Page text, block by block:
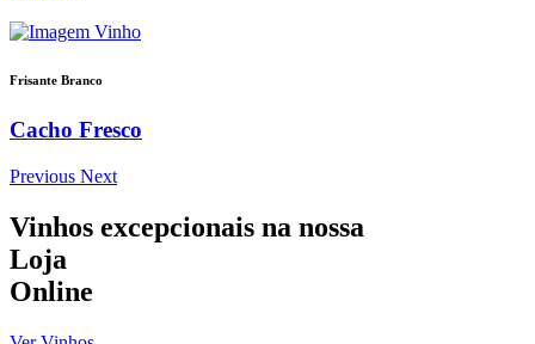
Frisante Branco
Cacho Fresco
Previous Next
Vinhos excepcionais na nossa
Loja
Online